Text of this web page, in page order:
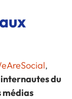
,
internautes du
médias